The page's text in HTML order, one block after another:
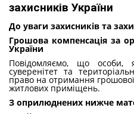
захисників України
До уваги захисників та
Грошова компенсація за
України
Повідомляємо, що особи,
суверенітет та
право на отримання
житлових приміщень.
З оприлюднених нижче